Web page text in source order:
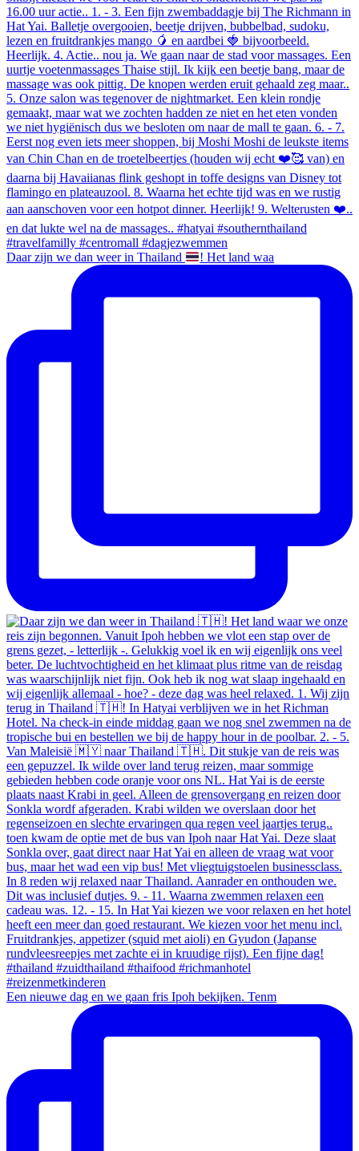
Daar zijn we dan weer in Thailand ! Het land waa
Een nieuwe dag en we gaan fris Ipoh bekijken. Tenm